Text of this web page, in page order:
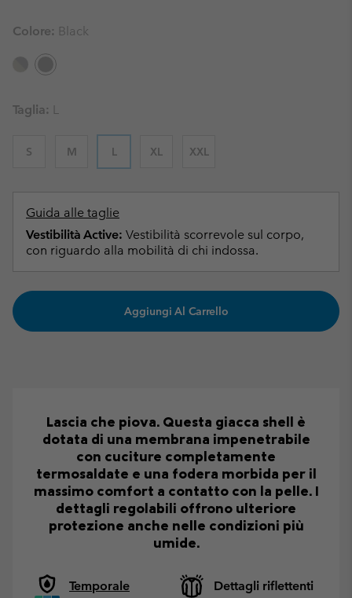
Colore: Black
Taglia: L
S M L XL XXL
Guida alle taglie
Vestibilità Active: Vestibilità scorrevole sul corpo,
con riguardo alla mobilità di chi indossa.
Aggiungi Al Carrello
Lascia che piova. Questa giacca shell è
dotata di una membrana impenetrabile
con cuciture completamente
termosaldate e una fodera morbida per il
massimo comfort a contatto con la pelle. I
dettagli regolabili offrono ulteriore
protezione anche nelle condizioni più
umide.
Temporale Dettagli riflettenti